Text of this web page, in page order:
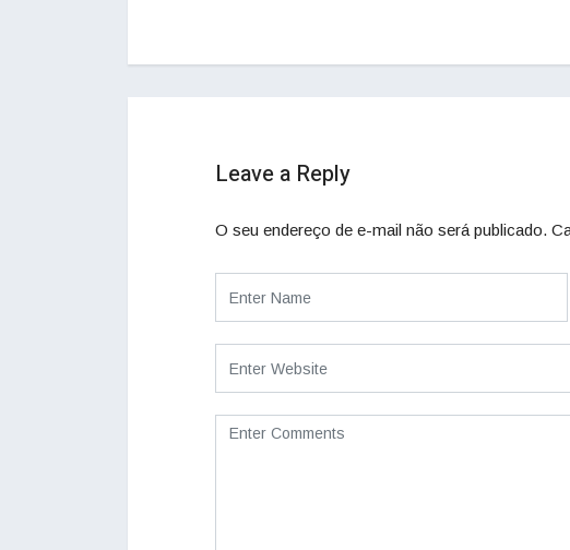
Leave a Reply
O seu endereço de e-mail não será publicado.